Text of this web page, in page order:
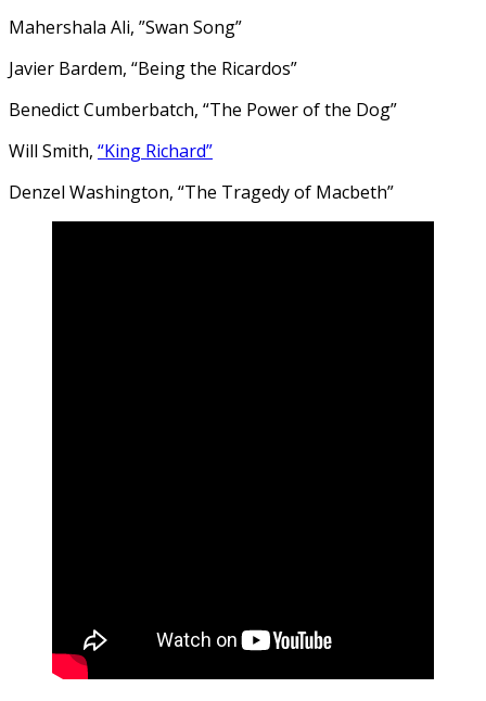
Mahershala Ali, ”Swan Song”
Javier Bardem, “Being the Ricardos”
Benedict Cumberbatch, “The Power of the Dog”
Will Smith, “King Richard”
Denzel Washington, “The Tragedy of Macbeth”